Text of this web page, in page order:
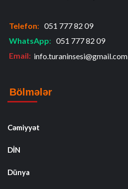
Telefon: 051 777 82 09
WhatsApp: 051 777 82 09
Email: info.turaninsesi@gmail.com
Bölmələr
Cəmiyyət
DİN
Dünya